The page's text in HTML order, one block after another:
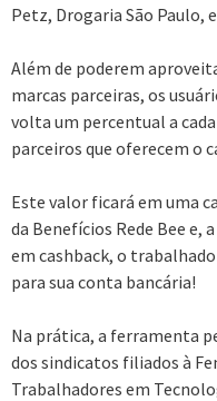
Petz, Drogaria São Paulo,
Além de poderem
marcas parceiras, os
volta um percentual a
parceiros que oferecem o
Este valor ficará em uma
da Benefícios Rede Bee e,
em cashback, o
para sua conta bancária!
Na prática, a ferramenta
dos sindicatos filiados à
Trabalhadores em